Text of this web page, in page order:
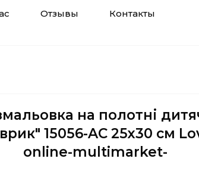
Отзывы Контакты
на полотні
15056-AC 25х30 см
online-multimarket-